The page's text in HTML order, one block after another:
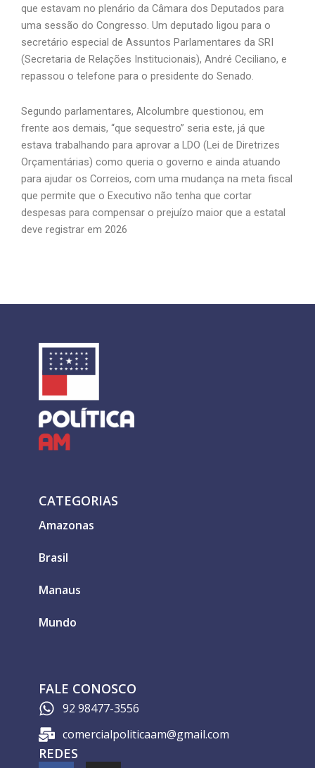
que estavam no plenário da Câmara dos Deputados para
uma sessão do Congresso. Um deputado ligou para o
secretário especial de Assuntos Parlamentares da SRI
(Secretaria de Relações Institucionais), André Ceciliano, e
repassou o telefone para o presidente do Senado.
Segundo parlamentares, Alcolumbre questionou, em
frente aos demais, “que sequestro” seria este, já que
estava trabalhando para aprovar a LDO (Lei de Diretrizes
Orçamentárias) como queria o governo e ainda atuando
para ajudar os Correios, com uma mudança na meta fiscal
que permite que o Executivo não tenha que cortar
despesas para compensar o prejuízo maior que a estatal
deve registrar em 2026
CATEGORIAS
Amazonas
Brasil
Manaus
Mundo
FALE CONOSCO
92 98477-3556
comercialpoliticaam@gmail.com
REDES